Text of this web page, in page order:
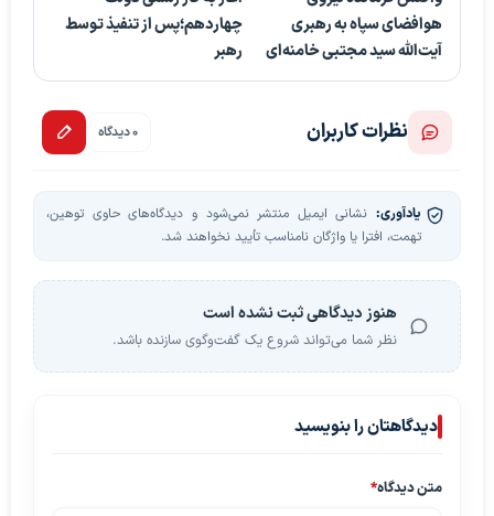
هوافضای سپاه به رهبری
آیت‌الله سید مجتبی خامنه‌ای
چهاردهم؛پس از تنفیذ توسط
رهبر
نظرات کاربران 0 دیدگاه
یادآوری: نشانی ایمیل منتشر نمی‌شود و دیدگاه‌های حاوی توهین،
تهمت، افترا یا واژگان نامناسب تأیید نخواهند شد.
هنوز دیدگاهی ثبت نشده است
نظر شما می‌تواند شروع یک گفت‌وگوی سازنده باشد.
دیدگاهتان را بنویسید
متن دیدگاه*